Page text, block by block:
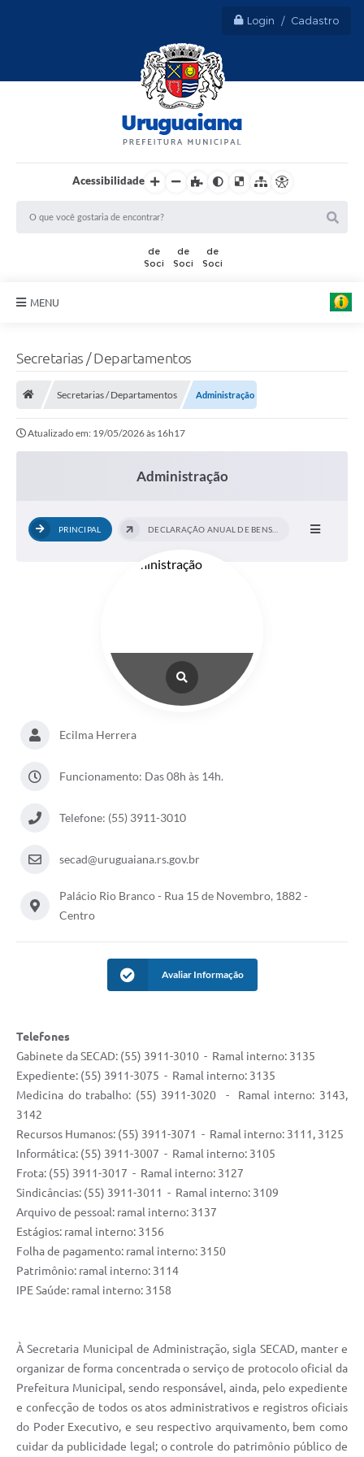
Login / Cadastro
Acessibilidade
MENU
Carta de Serviços
COVID-19
Sala do Empreendedor
Cidadão Online: IPTU - alvará
Nota Fiscal Eletrônica
Colégio Agrícola Municipal
COPIR - Coordenadoria de Promoção de Igualdade Racial
Galeria de Fotos
Contratos
Obras
Notícias
Galeria de Vídeos
Contas Públicas
Telefones Úteis
Secretarias / Departamentos
Secretarias / Departamentos Administração
Atualizado em: 19/05/2026 às 16h17
Administração
PRINCIPAL
Ecilma Herrera
Funcionamento: Das 08h às 14h.
Telefone: (55) 3911-3010
secad@uruguaiana.rs.gov.br
Palácio Rio Branco - Rua 15 de Novembro, 1882 -
Centro
Avaliar Informação
Telefones
Gabinete da SECAD: (55) 3911-3010 - Ramal interno: 3135
Expediente: (55) 3911-3075 - Ramal interno: 3135
Medicina do trabalho: (55) 3911-3020 - Ramal interno: 3143,
3142
Recursos Humanos: (55) 3911-3071 - Ramal interno: 3111, 3125
Informática: (55) 3911-3007 - Ramal interno: 3105
Frota: (55) 3911-3017 - Ramal interno: 3127
Sindicâncias: (55) 3911-3011 - Ramal interno: 3109
Arquivo de pessoal: ramal interno: 3137
Estágios: ramal interno: 3156
Folha de pagamento: ramal interno: 3150
Patrimônio: ramal interno: 3114
IPE Saúde: ramal interno: 3158
À Secretaria Municipal de Administração, sigla SECAD, manter e
organizar de forma concentrada o serviço de protocolo oficial da
Prefeitura Municipal, sendo responsável, ainda, pelo expediente
e confecção de todos os atos administrativos e registros oficiais
do Poder Executivo, e seu respectivo arquivamento, bem como
cuidar da publicidade legal; o controle do patrimônio público de